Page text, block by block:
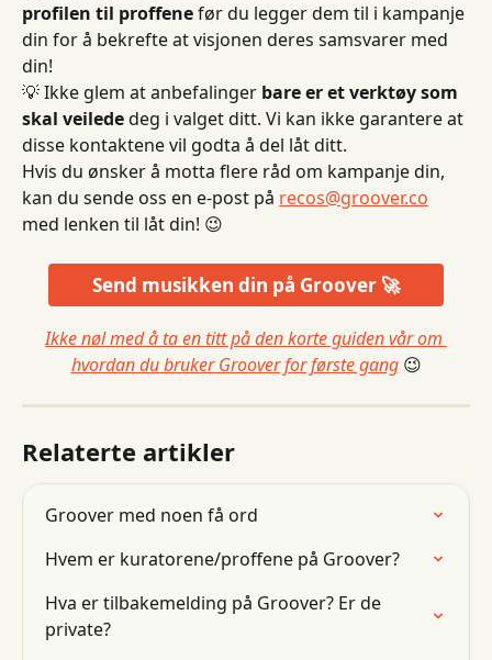
profilen til proffene før du legger dem til i kampanje
din for å bekrefte at visjonen deres samsvarer med
din!
💡 Ikke glem at anbefalinger bare er et verktøy som
skal veilede deg i valget ditt. Vi kan ikke garantere at
disse kontaktene vil godta å del låt ditt.
Hvis du ønsker å motta flere råd om kampanje din,
kan du sende oss en e-post på recos@groover.co
med lenken til låt din! 😉
Send musikken din på Groover 🚀
Ikke nøl med å ta en titt på den korte guiden vår om
hvordan du bruker Groover for første gang 😉
Relaterte artikler
Groover med noen få ord
Hvem er kuratorene/proffene på Groover?
Hva er tilbakemelding på Groover? Er de
private?